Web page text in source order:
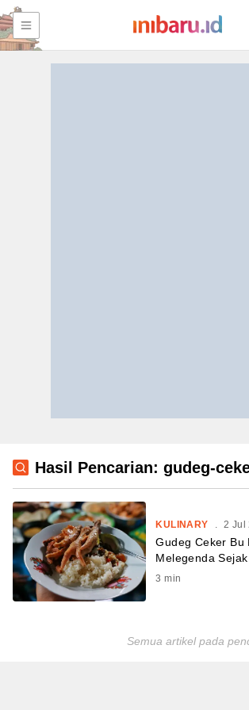
Hasil Pencarian: gudeg-
KULINARY . 2 Jul
Gudeg Ceker Bu
Melegenda
3 min
Semua artikel pada